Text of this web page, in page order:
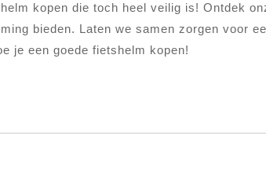
kopen die toch heel veilig is! Ontdek
bieden. Laten we samen zorgen voor
je een goede fietshelm kopen!